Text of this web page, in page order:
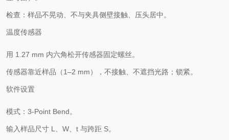
检查：样品不晃动、不与夹具侧壁接触、压头居中。
温度传感器
用 1.27 mm 内六角松开传感器固定螺丝。
传感器靠近样品（1–2 mm），不接触、不遮挡光路；锁紧。
软件设置
模式：3-Point Bend。
输入样品尺寸 L、W、t 与跨距 S。